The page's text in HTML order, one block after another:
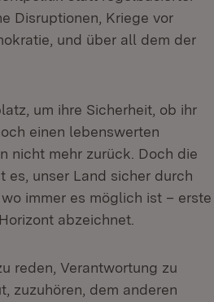
Disruptionen, Kriege vor
und über all dem der
um ihre Sicherheit, ob ihr
einen lebenswerten
nicht mehr zurück. Doch die
es, unser Land sicher durch
immer es möglich ist – erste
abzeichnet.
reden, Verantwortung zu
zuzuhören, dem anderen